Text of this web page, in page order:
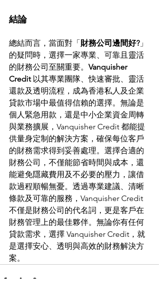
結論
總結而言，當面對「 財務公司邊間好?」
的疑問時，選擇一家專業、可靠且靈活
的財務公司至關重要。 Vanquisher
Credit 以其專業團隊、快速審批、靈活
還款及透明流程，成為香港私人及企業
貸款市場中最值得信賴的選擇。無論是
個人緊急用款，還是中小企業資金周轉
與業務擴展，Vanquisher Credit 都能提
供量身定制的解決方案，確保每位客戶
的財務需求得到妥善處理。選擇合適的
財務公司，不僅能節省時間與成本，還
能避免隱藏費用及不必要的壓力，讓借
款過程順暢無憂。透過專業建議、清晰
條款及可靠的服務，Vanquisher Credit
不僅是財務公司的代名詞，更是客戶在
財務管理上的最佳夥伴。無論你有任何
貸款需求，選擇 Vanquisher Credit，就
是選擇安心、透明與高效的財務解決方
案。